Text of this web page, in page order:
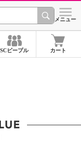
ショッ
メニュー
SCピープル カート